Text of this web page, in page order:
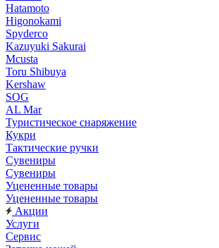
Hatamoto
Higonokami
Spyderco
Kazuyuki Sakurai
Mcusta
Toru Shibuya
Kershaw
SOG
AL Mar
Туристическое снаряжение
Кукри
Тактические ручки
Сувениры
Сувениры
Уцененные товары
Уцененные товары
Акции
Услуги
Сервис